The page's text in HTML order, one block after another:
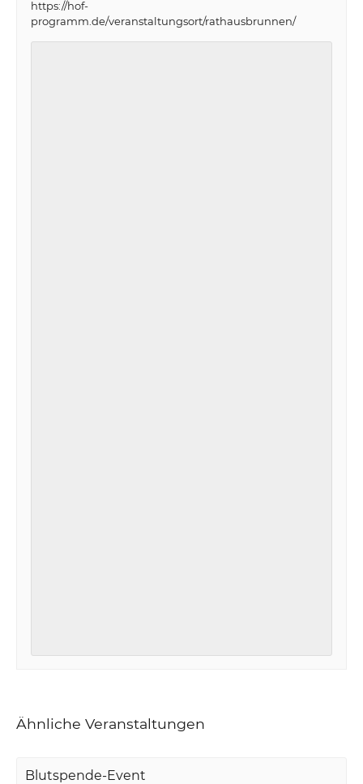
https://hof-
programm.de/veranstaltungsort/rathausbrunnen/
Ähnliche Veranstaltungen
Blutspende-Event